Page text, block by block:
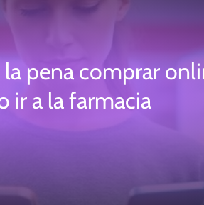
pena comprar
ir a la farmacia